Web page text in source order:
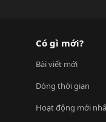
Có gì mới?
Bài viết mới
Dòng thời gian
Hoạt động mới